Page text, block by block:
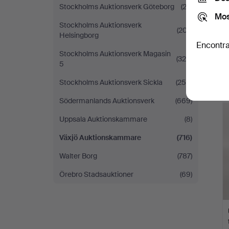
Stockholms Auktionsverk Göteborg
(22)
Stockholms Auktionsverk
Helsingborg
(207)
Stockholms Auktionsverk Magasin
5
(329)
Stockholms Auktionsverk Sickla
(259)
Södermanlands Auktionsverk
(669)
Uppsala Auktionskammare
(8)
Växjö Auktionskammare
(716)
Walter Borg
(787)
Örebro Stadsauktioner
(69)